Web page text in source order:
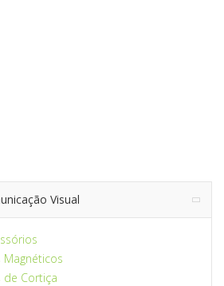
Visual
Magnéticos
de Cortiça